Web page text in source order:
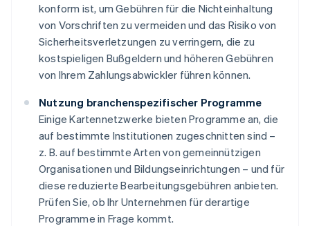
konform ist, um Gebühren für die Nichteinhaltung
von Vorschriften zu vermeiden und das Risiko von
Sicherheitsverletzungen zu verringern, die zu
kostspieligen Bußgeldern und höheren Gebühren
von Ihrem Zahlungsabwickler führen können.
Nutzung branchenspezifischer Programme
Einige Kartennetzwerke bieten Programme an, die
auf bestimmte Institutionen zugeschnitten sind –
z. B. auf bestimmte Arten von gemeinnützigen
Organisationen und Bildungseinrichtungen – und für
diese reduzierte Bearbeitungsgebühren anbieten.
Prüfen Sie, ob Ihr Unternehmen für derartige
Programme in Frage kommt.